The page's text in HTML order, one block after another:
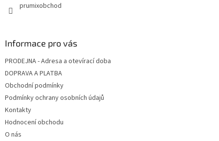
prumixobchod
Informace pro vás
PRODEJNA - Adresa a otevírací doba
DOPRAVA A PLATBA
Obchodní podmínky
Podmínky ochrany osobních údajů
Kontakty
Hodnocení obchodu
O nás